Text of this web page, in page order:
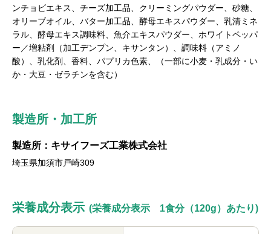
ンチョビエキス、チーズ加工品、クリーミングパウダー、砂糖、
オリーブオイル、バター加工品、酵母エキスパウダー、乳清ミネ
ラル、酵母エキス調味料、魚介エキスパウダー、ホワイトペッパ
ー／増粘剤（加工デンプン、キサンタン）、調味料（アミノ
酸）、乳化剤、香料、パプリカ色素、（一部に小麦・乳成分・い
か・大豆・ゼラチンを含む）
製造所・加工所
製造所：キサイフーズ工業株式会社
埼玉県加須市戸崎309
栄養成分表示 (栄養成分表示 1食分（120g）あたり)